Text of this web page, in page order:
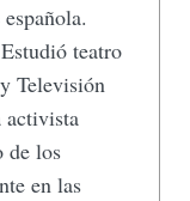
teatro
Televisión
activista
de los
en las